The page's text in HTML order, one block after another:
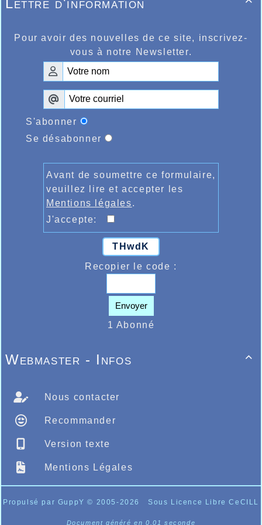
Lettre d'information
Pour avoir des nouvelles de ce site, inscrivez-
vous à notre Newsletter.
S'abonner
Se désabonner
Avant de soumettre ce formulaire,
veuillez lire et accepter les
Mentions légales.
J'accepte:
THwdK
Recopier le code :
Envoyer
1 Abonné

Webmaster - Infos
Nous contacter
Recommander
Version texte
Mentions Légales
Propulsé par GuppY© 2005-2026 Sous Licence Libre CeCILL
Document généré en 0.01 seconde